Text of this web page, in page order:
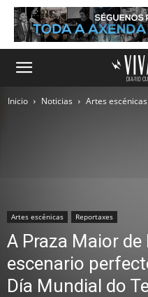
Inicio Noticias Artes escénicas
Artes escénicas Reportaxes
A Praza Maior
escenario
Día Mundial do